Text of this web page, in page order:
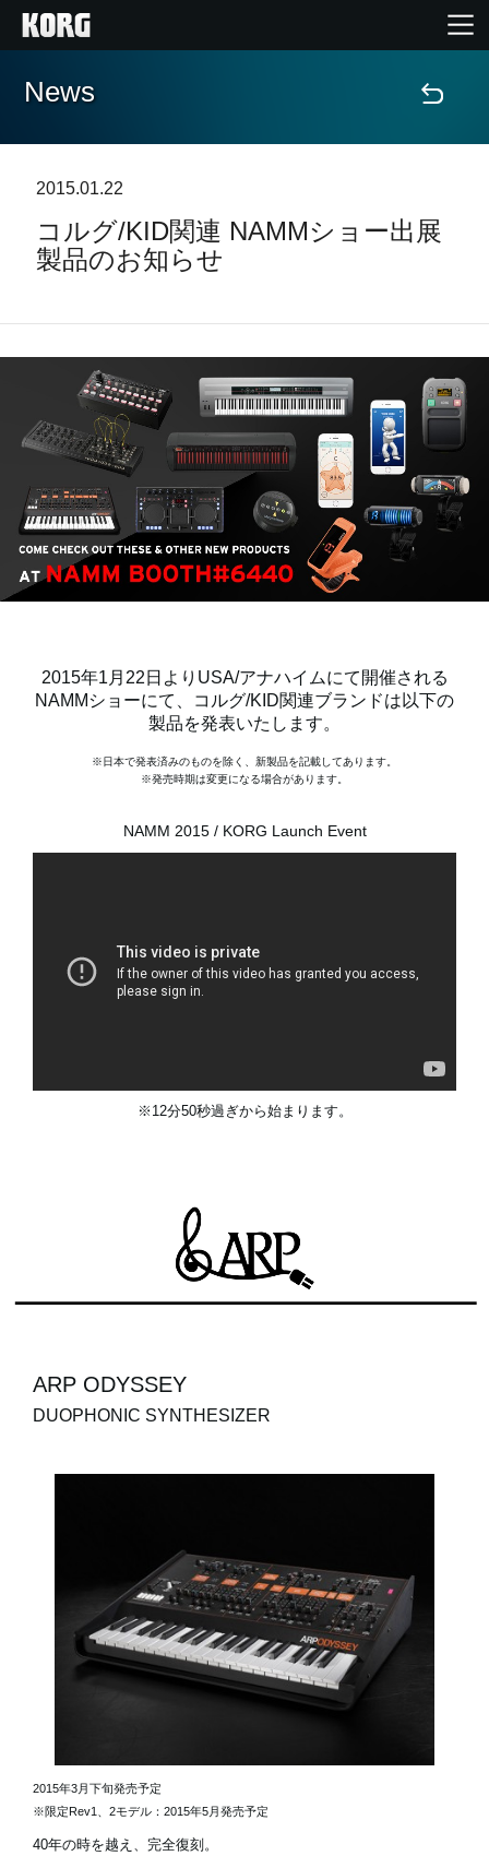
Home
Import Products
Events
Support
Store Locator
News
About KORG
News
2015.01.22
コルグ/KID関連 NAMMショー出展
製品のお知らせ
2015年1月22日よりUSA/アナハイムにて開催される
NAMMショーにて、コルグ/KID関連ブランドは以下の
製品を発表いたします。
※日本で発表済みのものを除く、新製品を記載してあります。
※発売時期は変更になる場合があります。
NAMM 2015 / KORG Launch Event
※12分50秒過ぎから始まります。
ARP ODYSSEY
DUOPHONIC SYNTHESIZER
2015年3月下旬発売予定
※限定Rev1、2モデル：2015年5月発売予定
40年の時を越え、完全復刻。